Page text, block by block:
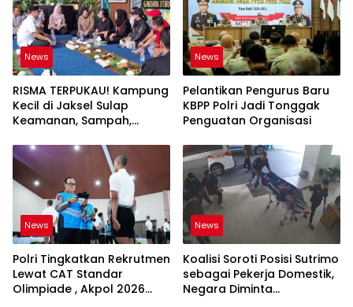
News
RISMA TERPUKAU! Kampung
Kecil di Jaksel Sulap
Keamanan, Sampah,
Jadi Satu Sistem
News
Pelantikan Pengurus Baru
KBPP Polri Jadi Tonggak
Penguatan Organisasi
News
Polri Tingkatkan Rekrutmen
Lewat CAT Standar
Olimpiade , Akpol 2026
News
Koalisi Soroti Posisi Sutrimo
sebagai Pekerja Domestik,
Negara Diminta